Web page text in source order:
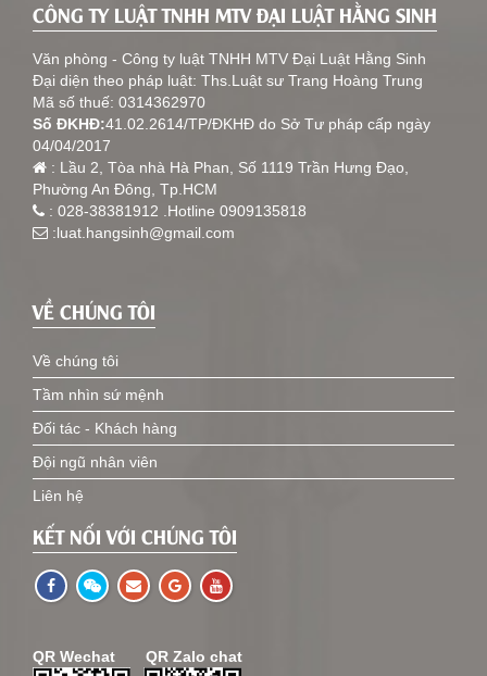
CÔNG TY LUẬT TNHH MTV ĐẠI LUẬT HẰNG SINH
Văn phòng - Công ty luật TNHH MTV Đại Luật Hằng Sinh
Đại diện theo pháp luật: Ths.Luật sư Trang Hoàng Trung
Mã số thuế: 0314362970
Số ĐKHĐ:41.02.2614/TP/ĐKHĐ do Sở Tư pháp cấp ngày
04/04/2017
: Lầu 2, Tòa nhà Hà Phan, Số 1119 Trần Hưng Đạo,
Phường An Đông, Tp.HCM
: 028-38381912 .Hotline 0909135818
:luat.hangsinh@gmail.com
VỀ CHÚNG TÔI
Về chúng tôi
Tầm nhìn sứ mệnh
Đối tác - Khách hàng
Đội ngũ nhân viên
Liên hệ
KẾT NỐI VỚI CHÚNG TÔI
QR Wechat QR Zalo chat